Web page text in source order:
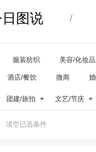
图说 /
服装纺织 美容/化妆品
酒店/餐饮 微商
团建/旅拍 文艺/节庆
清空已选条件